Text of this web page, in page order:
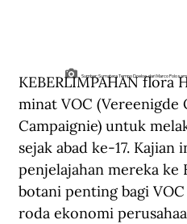
Sumber: Sumatera Tempo Doeloe, dari Marco Polo
KEBERLIMPAHAN
minat VOC (Vereenigde
Campaignie) untuk
sejak abad ke-17. Kajian
penjelajahan mereka ke
botani penting bagi
roda ekonomi